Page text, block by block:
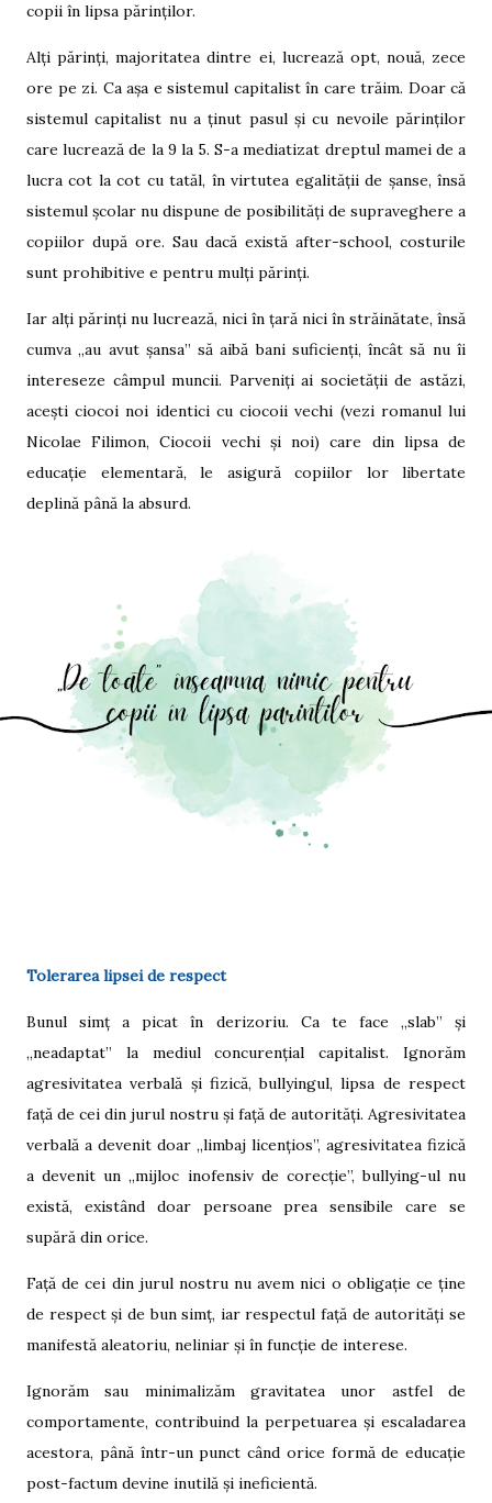
copii în lipsa părinților.
Alți părinți, majoritatea dintre ei, lucrează opt, nouă, zece
ore pe zi. Ca așa e sistemul capitalist în care trăim. Doar că
sistemul capitalist nu a ținut pasul și cu nevoile părinților
care lucrează de la 9 la 5. S-a mediatizat dreptul mamei de a
lucra cot la cot cu tatăl, în virtutea egalității de șanse, însă
sistemul școlar nu dispune de posibilități de supraveghere a
copiilor după ore. Sau dacă există after-school, costurile
sunt prohibitive e pentru mulți părinți.
Iar alți părinți nu lucrează, nici în țară nici în străinătate, însă
cumva „au avut șansa” să aibă bani suficienți, încât să nu îi
intereseze câmpul muncii. Parveniți ai societății de astăzi,
acești ciocoi noi identici cu ciocoii vechi (vezi romanul lui
Nicolae Filimon, Ciocoii vechi și noi) care din lipsa de
educație elementară, le asigură copiilor lor libertate
deplină până la absurd.
Tolerarea lipsei de respect
Bunul simț a picat în derizoriu. Ca te face „slab” și
„neadaptat” la mediul concurențial capitalist. Ignorăm
agresivitatea verbală și fizică, bullyingul, lipsa de respect
față de cei din jurul nostru și față de autorități. Agresivitatea
verbală a devenit doar „limbaj licențios”, agresivitatea fizică
a devenit un „mijloc inofensiv de corecție”, bullying-ul nu
există, existând doar persoane prea sensibile care se
supără din orice.
Față de cei din jurul nostru nu avem nici o obligație ce ține
de respect și de bun simț, iar respectul față de autorități se
manifestă aleatoriu, neliniar și în funcție de interese.
Ignorăm sau minimalizăm gravitatea unor astfel de
comportamente, contribuind la perpetuarea și escaladarea
acestora, până într-un punct când orice formă de educație
post-factum devine inutilă și ineficientă.